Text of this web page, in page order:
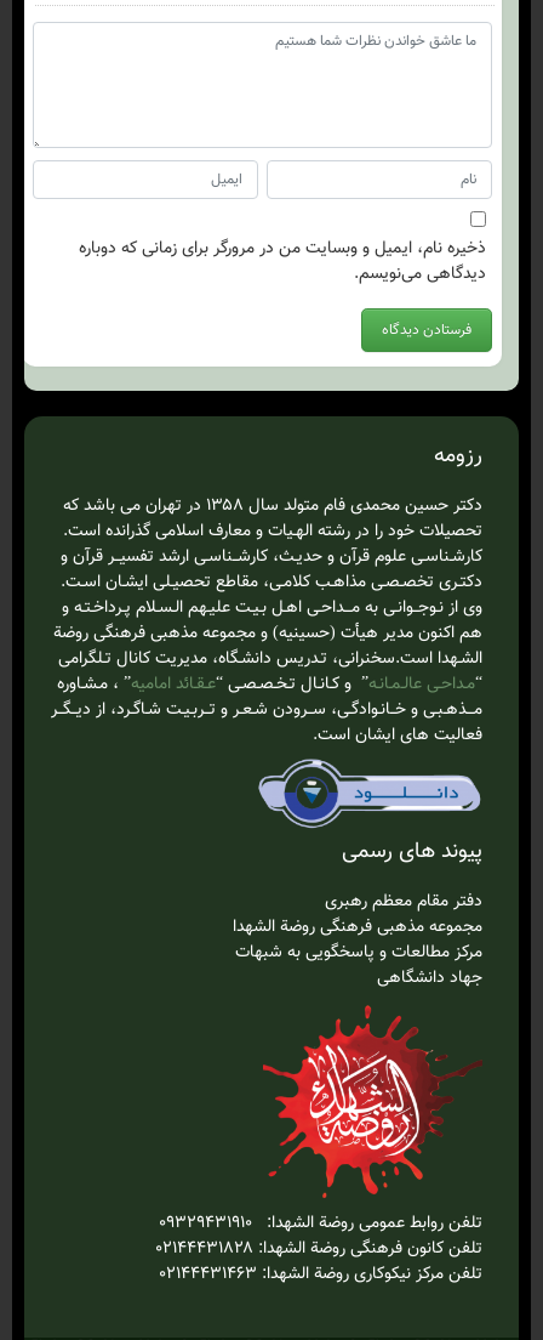
ذخیره نام، ایمیل و وبسایت من در مرورگر برای زمانی که دوباره
دیدگاهی می‌نویسم.
رزومه
دکتر حسین محمدی فام متولد سال ۱۳۵۸ در تهران می باشد که
تحصیلات خود را در رشته الهـیات و معارف اسلامی گذرانده است.
کارشـناسـی علوم قرآن و حدیـث، کارشــناسـی ارشد تفسیــر قرآن و
دکتـری تخصـصـی مذاهـب کلامـی، مقاطع تحصیـلی ایشـان اسـت.
وی از نـوجــوانـی به مـــداحـی اهـل بـیـت علیـهم الـسـلام‌ پـرداخـتـه و
هم اکنون مدیر هیأت (حسینیه) و مجموعه مذهبی فرهنگی روضة
الشـهدا است.سخنرانی، تـدریس دانشـگاه، مدیریت کانال تـلگرامی
“مـداحـی عالـمـانـه” و کـانـال تـخـصـصـی “عـقـائد امامیه” ، مـشـاوره
مـــذهـبـی و خــانـوادگـی، ســرودن شـعـر و تــربـیـت شـاگـرد، از دیــگــر
فعالیت های ایشان است.
پیوند های رسمی
دفتر مقام معظم رهبری
مجموعه مذهبی فرهنگی روضة الشهدا
مرکز مطالعات و پاسخگویی به شبهات
جهاد دانشگاهی
تلفن روابط عمومی روضة الشهدا: ۰۹۳۲۹۴۳۱۹۱۰
تلفن کانون فرهنگی روضة الشهدا: ۰۲۱۴۴۴۳۱۸۲۸
تلفن مرکز نیکوکاری روضة الشهدا: ۰۲۱۴۴۴۳۱۴۶۳